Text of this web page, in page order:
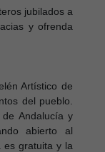
jubilados a
y ofrenda
Artístico de
del pueblo.
Andalucía y
abierto al
es gratuita y la